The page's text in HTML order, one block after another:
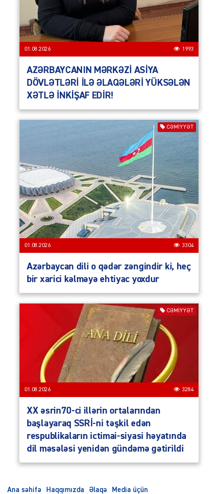
01.08.2026 1993
AZƏRBAYCANIN MƏRKƏZİ ASİYA
DÖVLƏTLƏRİ İLƏ ƏLAQƏLƏRİ YÜKSƏLƏN
XƏTLƏ İNKİŞAF EDİR!
CƏMIYYƏT
01.08.2026 3304
Azərbaycan dili o qədər zəngindir ki, heç
bir xarici kəlməyə ehtiyac yoxdur
CƏMIYYƏT
01.08.2026 3284
XX əsrin70-ci illərin ortalarından
başlayaraq SSRİ-ni təşkil edən
respublikaların ictimai-siyasi həyatında
dil məsələsi yenidən gündəmə gətirildi
Ana səhifə Haqqımızda Əlaqə Media üçün